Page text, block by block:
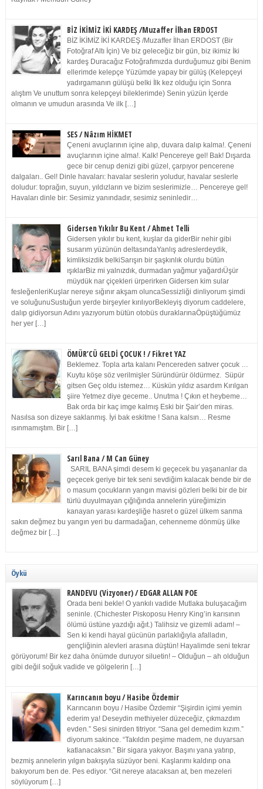
BİZ İKİMİZ İKİ KARDEŞ /Muzaffer İlhan ERDOST
BİZ İKİMİZ İKİ KARDEŞ /Muzaffer İlhan ERDOST (Bir
Fotoğraf Altı İçin) Ve biz geleceğiz bir gün, biz ikimiz İki
kardeş Duracağız Fotoğrafımızda durduğumuz gibi Benim
ellerimde kelepçe Yüzümde yapay bir gülüş (Kelepçeyi
yadırgamanın gülüşü belki İlk kez olduğu için Sonra
alıştım Ve unuttum sonra kelepçeyi bileklerimde) Senin yüzün İçerde
olmanın ve umudun arasında Ve ilk […]
SES / Nâzım HİKMET
Çeneni avuçlarının içine alıp, duvara dalıp kalma!. Çeneni
avuçlarının içine alma!. Kalk! Pencereye gel! Bak! Dışarda
gece bir cenup denizi gibi güzel, çarpıyor pencerene
dalgaları.. Gel! Dinle havaları: havalar seslerin yoludur, havalar seslerle
doludur: toprağın, suyun, yıldızların ve bizim seslerimizle… Pencereye gel!
Havaları dinle bir: Sesimiz yanındadır, sesimiz seninledir…
Gidersen Yıkılır Bu Kent / Ahmet Telli
Gidersen yıkılır bu kent, kuşlar da giderBir nehir gibi
susarım yüzünün deltasındaYanlış adreslerdeydik,
kimliksizdik belkiSarışın bir şaşkınlık olurdu bütün
ışıklarBiz mi yalnızdık, durmadan yağmur yağardıÜşür
müydük nar çiçekleri ürperirken Gidersen kim sular
fesleğenleriKuşlar nereye sığınır akşam oluncaSessizliği dinliyorum şimdi
ve soluğunuSustuğun yerde birşeyler kırılıyorBekleyiş diyorum caddelere,
dalıp gidiyorsun Adını yazıyorum bütün otobüs duraklarınaÖpüştüğümüz
her yer […]
ÖMÜR’CÜ GELDİ ÇOCUK ! / Fikret YAZ
Beklemez. Topla arta kalanı Pencereden satıver çocuk …
Kuytu köşe söz verilmişler Süründürür öldürmez. Süpür
gitsen Geç oldu istemez… Küskün yıldız asardım Kırılgan
şiire Yetmez diye geceme.. Unutma ! Çıkın et heybeme…
Bak orda bir kaç imge kalmış Eski bir Şair’den miras.
Nasılsa son dizeye saklanmış. İyi bak eskitme ! Sana kalsın… Resme
ısınmamıştım. Bir […]
Sarıl Bana / M Can Güney
SARIL BANA şimdi desem ki geçecek bu yaşananlar da
geçecek geriye bir tek seni sevdiğim kalacak bende bir de
o masum çocukların yangın mavisi gözleri belki bir de bir
türlü duyulmayan çığlığında annelerin yüreğimizin
kanayan yarası kardeşliğe hasret o güzel ülkem sanma
sakın değmez bu yangın yeri bu darmadağan, cehenneme dönmüş ülke
değmez bir […]
Öykü
RANDEVU (Vizyoner) / EDGAR ALLAN POE
Orada beni bekle! O yankılı vadide Mutlaka buluşacağım
seninle. (Chichester Piskoposu Henry King’in karısının
ölümü üstüne yazdığı ağıt.) Talihsiz ve gizemli adam! –
Sen ki kendi hayal gücünün parlaklığıyla afalladın,
gençliğinin alevleri arasına düştün! Hayalimde seni tekrar
görüyorum! Bir kez daha önümde duruyor siluetin! – Olduğun – ah olduğun
gibi değil soğuk vadide ve gölgelerin […]
Karıncanın boyu / Hasibe Özdemir
Karıncanın boyu / Hasibe Özdemir “Şişirdin içimi yemin
ederim ya! Deseydin methiyeler düzeceğiz, çıkmazdım
evden.” Sesi sinirden titriyor. “Sana gel demedim kızım.”
diyorum sakince. “Takıldın peşime madem, ne duyarsan
katlanacaksın.” Bir sigara yakıyor. Başını yana yatırıp,
bezmiş annelerin yılgın bakışıyla süzüyor beni. Kaşlarımı kaldırıp ona
bakıyorum ben de. Pes ediyor. “Git nereye atacaksan at, ben mezeleri
söylüyorum […]